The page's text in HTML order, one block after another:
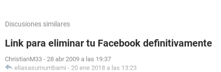
Discusiones similares
Link para eliminar tu Facebook definitivamente
ChristianM33 - 28 abr 2009 a las 19:37
eliasasumumbami - 20 ene 2018 a las 13:23